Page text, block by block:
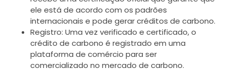
ele está de acordo com os padrões
internacionais e pode gerar créditos de carbono.
Registro: Uma vez verificado e certificado, o
crédito de carbono é registrado em uma
plataforma de comércio para ser
comercializado no mercado de carbono.